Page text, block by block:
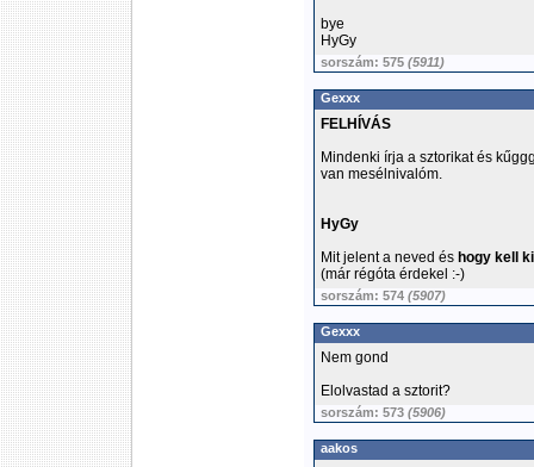
bye
HyGy
sorszám: 575 (5911)
Gexxx
FELHÍVÁS
Mindenki írja a sztorikat és
van mesélnivalóm.
HyGy
Mit jelent a neved és hogy kell
(már régóta érdekel :-)
sorszám: 574 (5907)
Gexxx
Nem gond
Elolvastad a sztorit?
sorszám: 573 (5906)
aakos